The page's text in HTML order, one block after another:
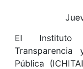
El Instituto
Pública